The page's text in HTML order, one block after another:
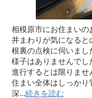
相模原市にお住まいの
井まわりが気になると
根裏の点検に伺いまし
様子はありませんで
進行するとは限りませ
住まい全体はしっかり
深...続きを読む